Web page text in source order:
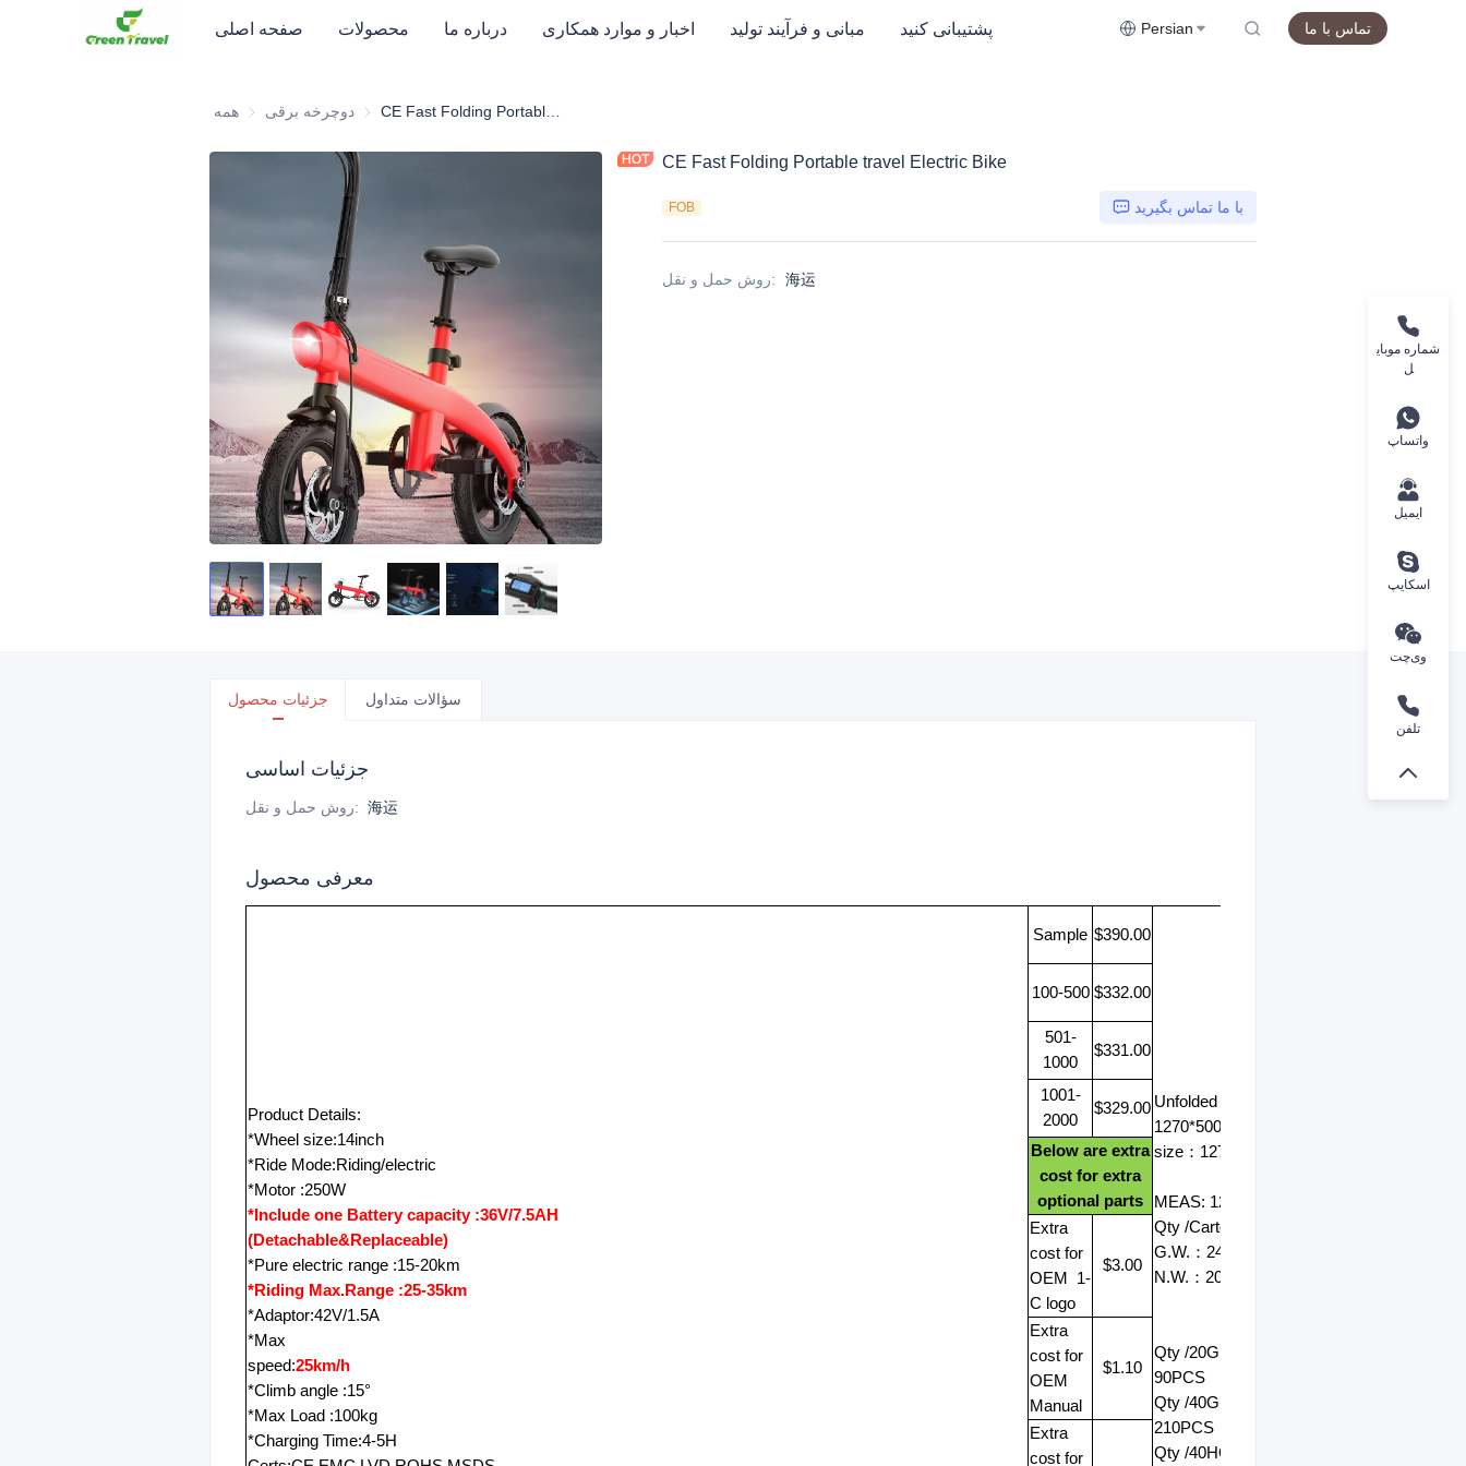
صفحه اصلی محصولات درباره ما اخبار و موارد همکاری مبانی و فرآیند تولید پشتیبانی کنید Persian تماس با ما
همه دوچرخه برقی دوچرخه برقی
CE Fast Folding Portable travel Electric Bike
FOB با ما تماس بگیرید
روش حمل و نقل: 海运
جزئیات محصول سؤالات متداول
جزئیات اساسی
روش حمل و نقل: 海运
معرفی محصول
Product Details:
*Wheel size:14inch
*Ride Mode:Riding/electric
*Motor :250W
*Include one Battery capacity :36V/7.5AH
(Detachable&Replaceable)
*Pure electric range :15-20km
*Riding Max.Range :25-35km
*Adaptor:42V/1.5A
*Max
speed:25km/h
*Climb angle :15°
*Max Load :100kg
*Charging Time:4-5H
Sample $390.00
Unfolded size
1270*500*1030mm
size ： 1270*500*540mm
MEAS: 128*29*65CM
Qty /Carton: 1 PC
G.W. ： 24kg
N.W. ： 20kg
Qty /20GP
90PCS
Qty /40GP
210PCS
Qty /40HQ
100-500 $332.00
501-
1000
$331.00
1001-
2000
$329.00
Below are extra
cost for extra
optional parts
Extra
cost for
OEM
1-
C logo
$3.00
Extra
cost for
OEM
Manual
$1.10
Extra
cost for
شماره موبای
ل
واتساپ
ایمیل
اسکایپ
وی‌چت
تلفن